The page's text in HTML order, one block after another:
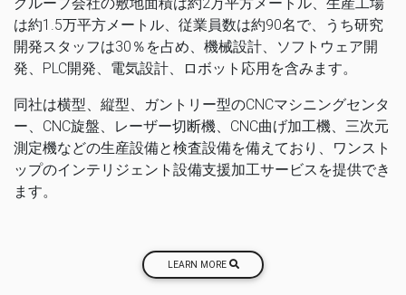
は約1.5万平方メートル、従業員数は約90名で、うち研究
開発スタッフは30％を占め、機械設計、ソフトウェア開
発、PLC開発、電気設計、ロボット応用を含みます。
同社は横型、縦型、ガントリー型のCNCマシニングセンタ
ー、CNC旋盤、レーザー切断機、CNC曲げ加工機、三次元
測定機などの生産設備と検査設備を備えており、ワンスト
ップのインテリジェント設備支援加工サービスを提供でき
ます。
LEARN MORE